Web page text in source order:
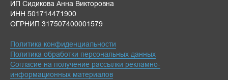
ИП Сидикова Анна Викторовна
ИНН 501714471900
ОГРНИП 317507400001579
Политика конфиденциальности
Политика обработки персональных данных
Согласие на получение рассылки рекламно-
информационных материалов